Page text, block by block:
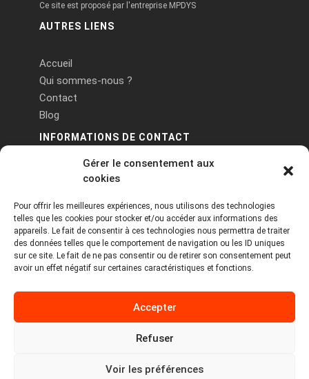
Gérer le consentement aux
cookies
Pour offrir les meilleures expériences, nous utilisons des technologies
telles que les cookies pour stocker et/ou accéder aux informations des
appareils. Le fait de consentir à ces technologies nous permettra de traiter
des données telles que le comportement de navigation ou les ID uniques
sur ce site. Le fait de ne pas consentir ou de retirer son consentement peut
avoir un effet négatif sur certaines caractéristiques et fonctions.
Accepter
Refuser
Voir les préférences
Ce site est proposé par l'entreprise MPDYS
AUTRES LIENS
Accueil
Qui sommes-nous ?
Contact
Blog
INFORMATIONS DE CONTACT
PA Keneach Ouest - 5 rue de Belle-Île - 56400
contact@logiciels-etiquettes.com
09 71 37 25 93